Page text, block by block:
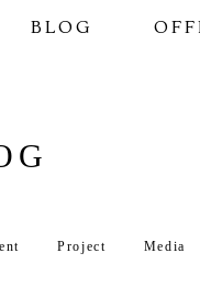
BLOG
Project Media